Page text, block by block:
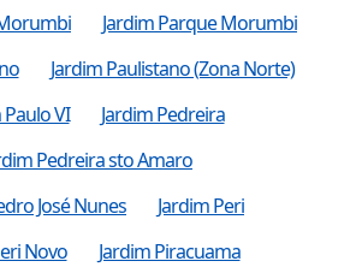
Jardim Parque Morumbi
Jardim Paulistano (Zona Norte)
Paulo VI
Jardim Pedreira
Pedreira sto Amaro
José Nunes
Jardim Peri
Novo
Jardim Piracuama